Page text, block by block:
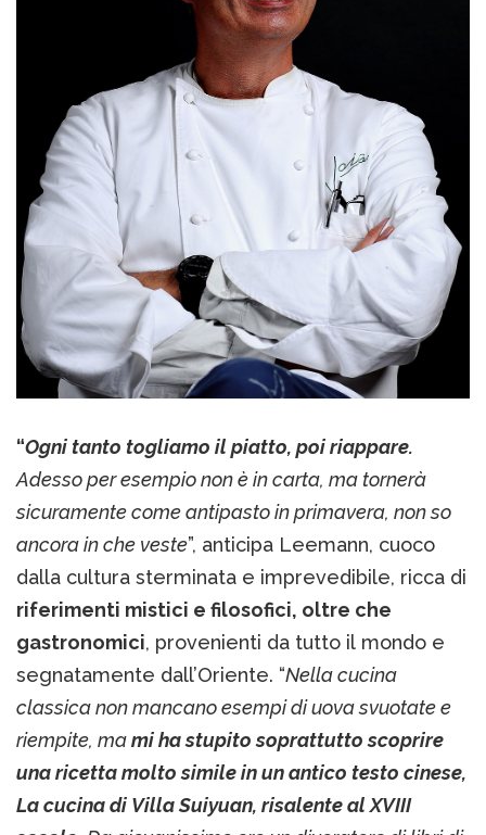
“Ogni tanto togliamo il piatto, poi riappare.
Adesso per esempio non è in carta, ma tornerà
sicuramente come antipasto in primavera, non so
ancora in che veste”, anticipa Leemann, cuoco
dalla cultura sterminata e imprevedibile, ricca di
riferimenti mistici e filosofici, oltre che
gastronomici, provenienti da tutto il mondo e
segnatamente dall’Oriente. “Nella cucina
classica non mancano esempi di uova svuotate e
riempite, mami ha stupito soprattutto scoprire
una ricetta molto simile in un antico testo cinese,
La cucina di Villa Suiyuan, risalente al XVIII